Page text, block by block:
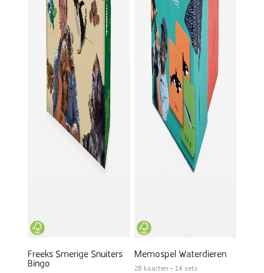
Freeks Smerige Snuiters
Bingo
Memospel Waterdieren
28 kaarten – 14 sets